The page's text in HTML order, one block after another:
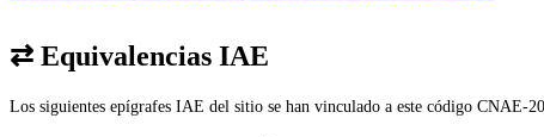
⇄ Equivalencias IAE
Los siguientes epígrafes IAE del sitio se han vinculado a este código CNAE-